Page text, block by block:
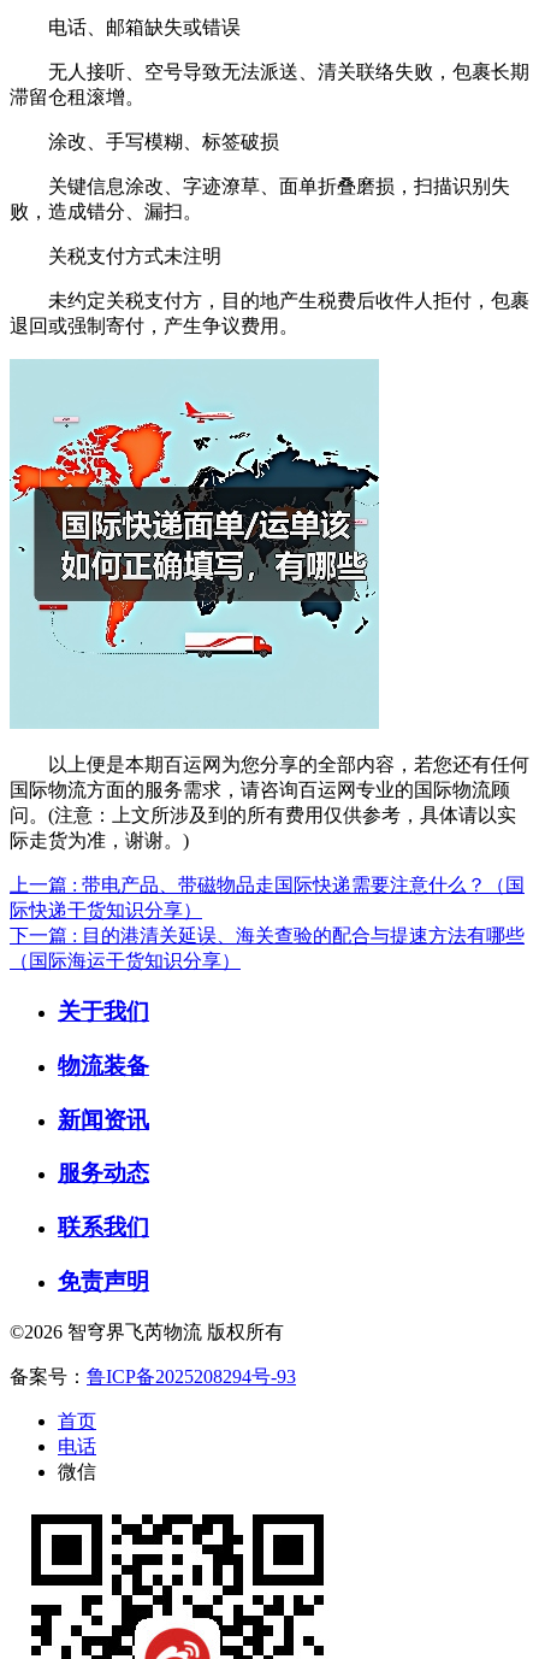
电话、邮箱缺失或错误
无人接听、空号导致无法派送、清关联络失败，包裹长期
滞留仓租滚增。
涂改、手写模糊、标签破损
关键信息涂改、字迹潦草、面单折叠磨损，扫描识别失
败，造成错分、漏扫。
关税支付方式未注明
未约定关税支付方，目的地产生税费后收件人拒付，包裹
退回或强制寄付，产生争议费用。
以上便是本期百运网为您分享的全部内容，若您还有任何
国际物流方面的服务需求，请咨询百运网专业的国际物流顾
问。(注意：上文所涉及到的所有费用仅供参考，具体请以实
际走货为准，谢谢。)
上一篇 : 带电产品、带磁物品走国际快递需要注意什么？（国
际快递干货知识分享）
下一篇 : 目的港清关延误、海关查验的配合与提速方法有哪些
（国际海运干货知识分享）
关于我们
物流装备
新闻资讯
服务动态
联系我们
免责声明
©2026 智穹界飞芮物流 版权所有
备案号： 鲁ICP备2025208294号-93
首页
电话
微信